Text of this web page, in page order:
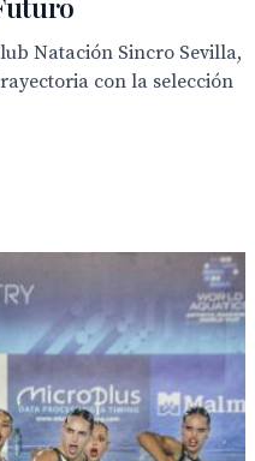
Natación Sincro Sevilla,
con la selección